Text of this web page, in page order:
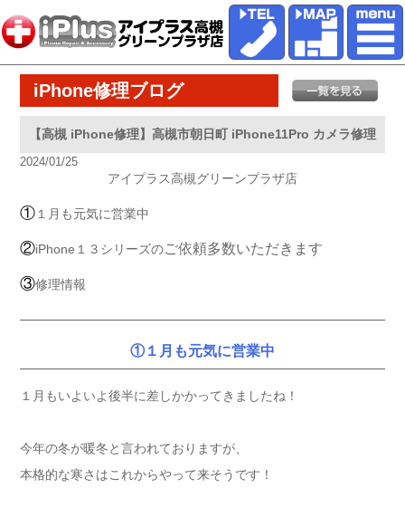
iPhone修理ブログ
【高槻 iPhone修理】高槻市朝日町 iPhone11Pro カメラ修理
2024/01/25
アイプラス高槻グリーンプラザ店
①１月も元気に営業中
②iPhone１３シリーズのご依頼多数いただきます
③修理情報
①１月も元気に営業中
１月もいよいよ後半に差しかかってきましたね！
今年の冬が暖冬と言われておりますが、
本格的な寒さはこれからやって来そうです！